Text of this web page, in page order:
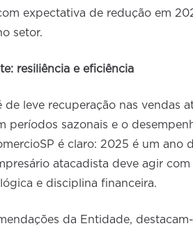
expectativa de redução em
setor.
resiliência e eficiência
de leve recuperação nas vendas
períodos sazonais e o
é claro: 2025 é um ano
atacadista deve agir
e disciplina financeira.
da Entidade,